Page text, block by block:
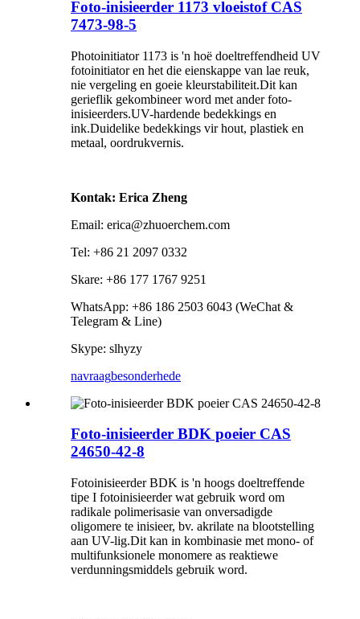
Foto-inisieerder 1173 vloeistof CAS
7473-98-5
Photoinitiator 1173 is 'n hoë doeltreffendheid UV
fotoinitiator en het die eienskappe van lae reuk,
nie vergeling en goeie kleurstabiliteit.Dit kan
gerieflik gekombineer word met ander foto-
inisieerders.UV-hardende bedekkings en
ink.Duidelike bedekkings vir hout, plastiek en
metaal, oordrukvernis.
Kontak: Erica Zheng
Email: erica@zhuoerchem.com
Tel: +86 21 2097 0332
Skare: +86 177 1767 9251
WhatsApp: +86 186 2503 6043 (WeChat &
Telegram & Line)
Skype: slhyzy
navraagbesonderhede
Foto-inisieerder BDK poeier CAS
24650-42-8
Fotoinisieerder BDK is 'n hoogs doeltreffende
tipe I fotoinisieerder wat gebruik word om
radikale polimerisasie van onversadigde
oligomere te inisieer, bv. akrilate na blootstelling
aan UV-lig.Dit kan in kombinasie met mono- of
multifunksionele monomere as reaktiewe
verdunningsmiddels gebruik word.